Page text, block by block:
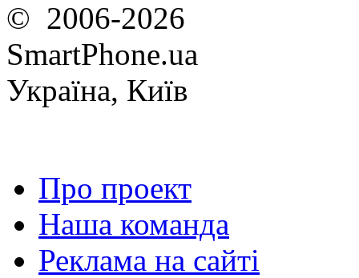
© 2006-2026
SmartPhone.ua
Україна, Київ
Про проект
Наша команда
Реклама на сайті